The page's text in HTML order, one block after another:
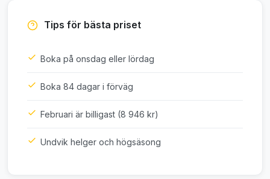
Tips för bästa priset
Boka på onsdag eller lördag
Boka 84 dagar i förväg
Februari är billigast (8 946 kr)
Undvik helger och högsäsong